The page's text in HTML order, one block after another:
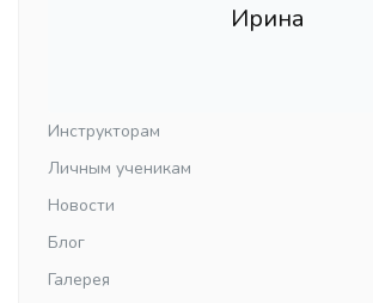
Ирина
Инструкторам
Личным ученикам
Новости
Блог
Галерея